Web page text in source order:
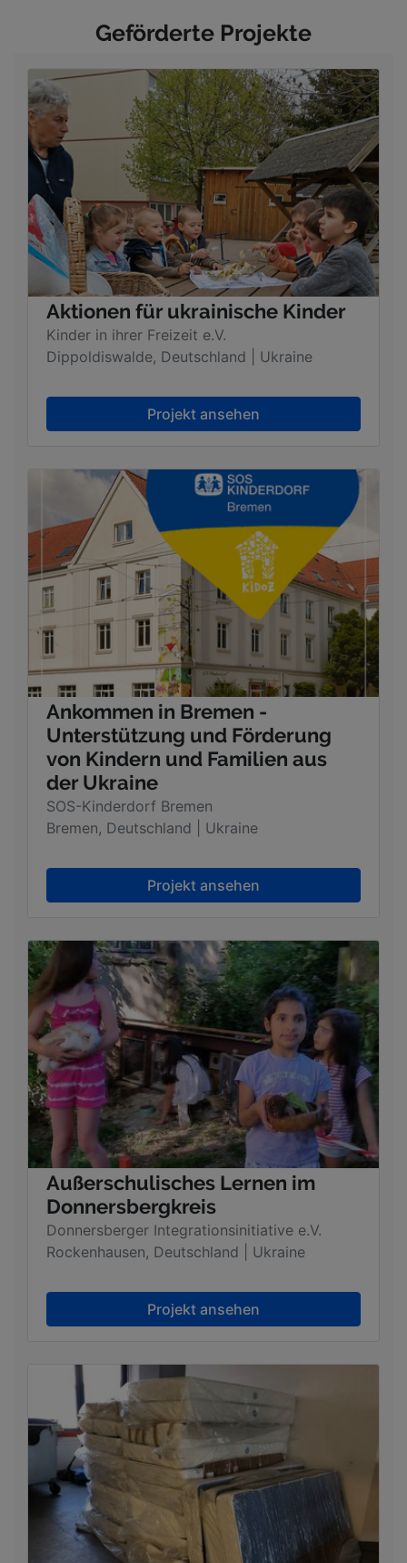
Geförderte Projekte
Aktionen für ukrainische Kinder
Kinder in ihrer Freizeit e.V.
Dippoldiswalde, Deutschland | Ukraine
Projekt ansehen
Ankommen in Bremen -
Unterstützung und Förderung
von Kindern und Familien aus
der Ukraine
SOS-Kinderdorf Bremen
Bremen, Deutschland | Ukraine
Projekt ansehen
Außerschulisches Lernen im
Donnersbergkreis
Donnersberger Integrationsinitiative e.V.
Rockenhausen, Deutschland | Ukraine
Projekt ansehen